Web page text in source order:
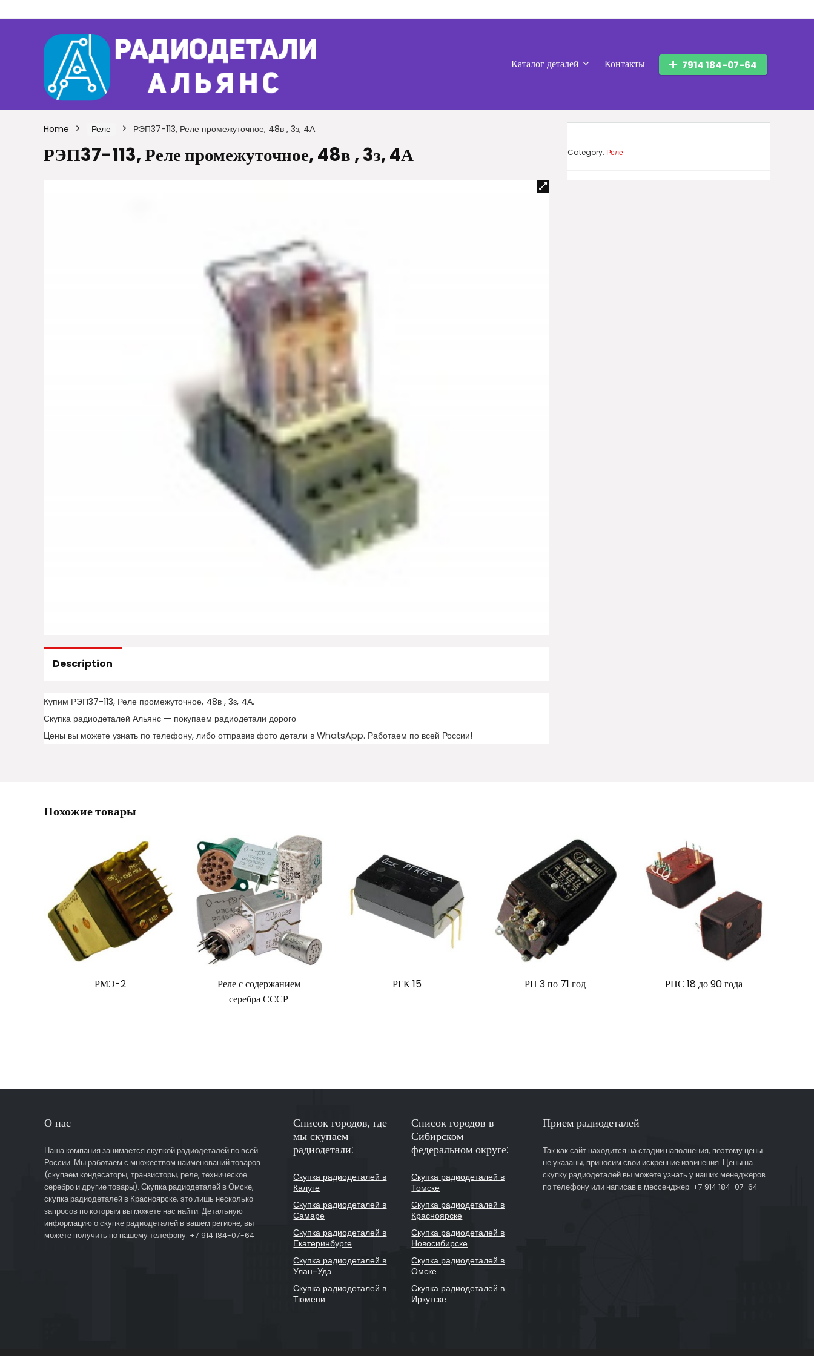
Каталог деталей Контакты 7914 184-07-64
Home Реле РЭП37-113, Реле промежуточное, 48в , 3з, 4А
РЭП37-113, Реле промежуточное, 48в , 3з, 4А
Description
Купим РЭП37-113, Реле промежуточное, 48в , 3з, 4А.
Скупка радиодеталей Альянс — покупаем радиодетали дорого
Цены вы можете узнать по телефону, либо отправив фото детали в WhatsApp. Работаем по всей России!
Category: Реле
Похожие товары
РМЭ-2
Реле с содержанием
серебра СССР
РГК 15 РП 3 по 71 год РПС 18 до 90 года
О нас
Наша компания занимается скупкой радиодеталей по всей
России. Мы работаем с множеством наименований товаров
(скупаем кондесаторы, транзисторы, реле, техническое
серебро и другие товары). Скупка радиодеталей в Омске,
скупка радиодеталей в Красноярске, это лишь несколько
запросов по которым вы можете нас найти. Детальную
информацию о скупке радиодеталей в вашем регионе, вы
можете получить по нашему телефону: +7 914 184-07-64
Список городов, где
мы скупаем
радиодетали:
Скупка радиодеталей в
Калуге
Скупка радиодеталей в
Самаре
Скупка радиодеталей в
Екатеринбурге
Скупка радиодеталей в
Улан-Удэ
Скупка радиодеталей в
Тюмени
Список городов в
Сибирском
федеральном округе:
Скупка радиодеталей в
Томске
Скупка радиодеталей в
Красноярске
Скупка радиодеталей в
Новосибирске
Скупка радиодеталей в
Омске
Скупка радиодеталей в
Иркутске
Прием радиодеталей
Так как сайт находится на стадии наполнения, поэтому цены
не указаны, приносим свои искренние извинения. Цены на
скупку радиодеталей вы можете узнать у наших менеджеров
по телефону или написав в мессенджер: +7 914 184-07-64